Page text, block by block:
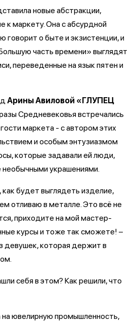
новые абстракции,
к маркету. Она с абсурдной
говорит о быте и экзистенции, и
часть времени» выглядят
переведенные на язык пятен и
Арины Авиловой «ГЛУПЕЦ
Средневековья встречались
маркета - с автором этих
и особым энтузиазмом
которые задавали ей люди,
необычными украшениями.
будет выглядеть изделие,
отливаю в металле. Это всё не
приходите на мой мастер-
курсы и тоже так сможете! –
девушек, которая держит в
себя в этом? Как решили, что
ювелирную промышленность,